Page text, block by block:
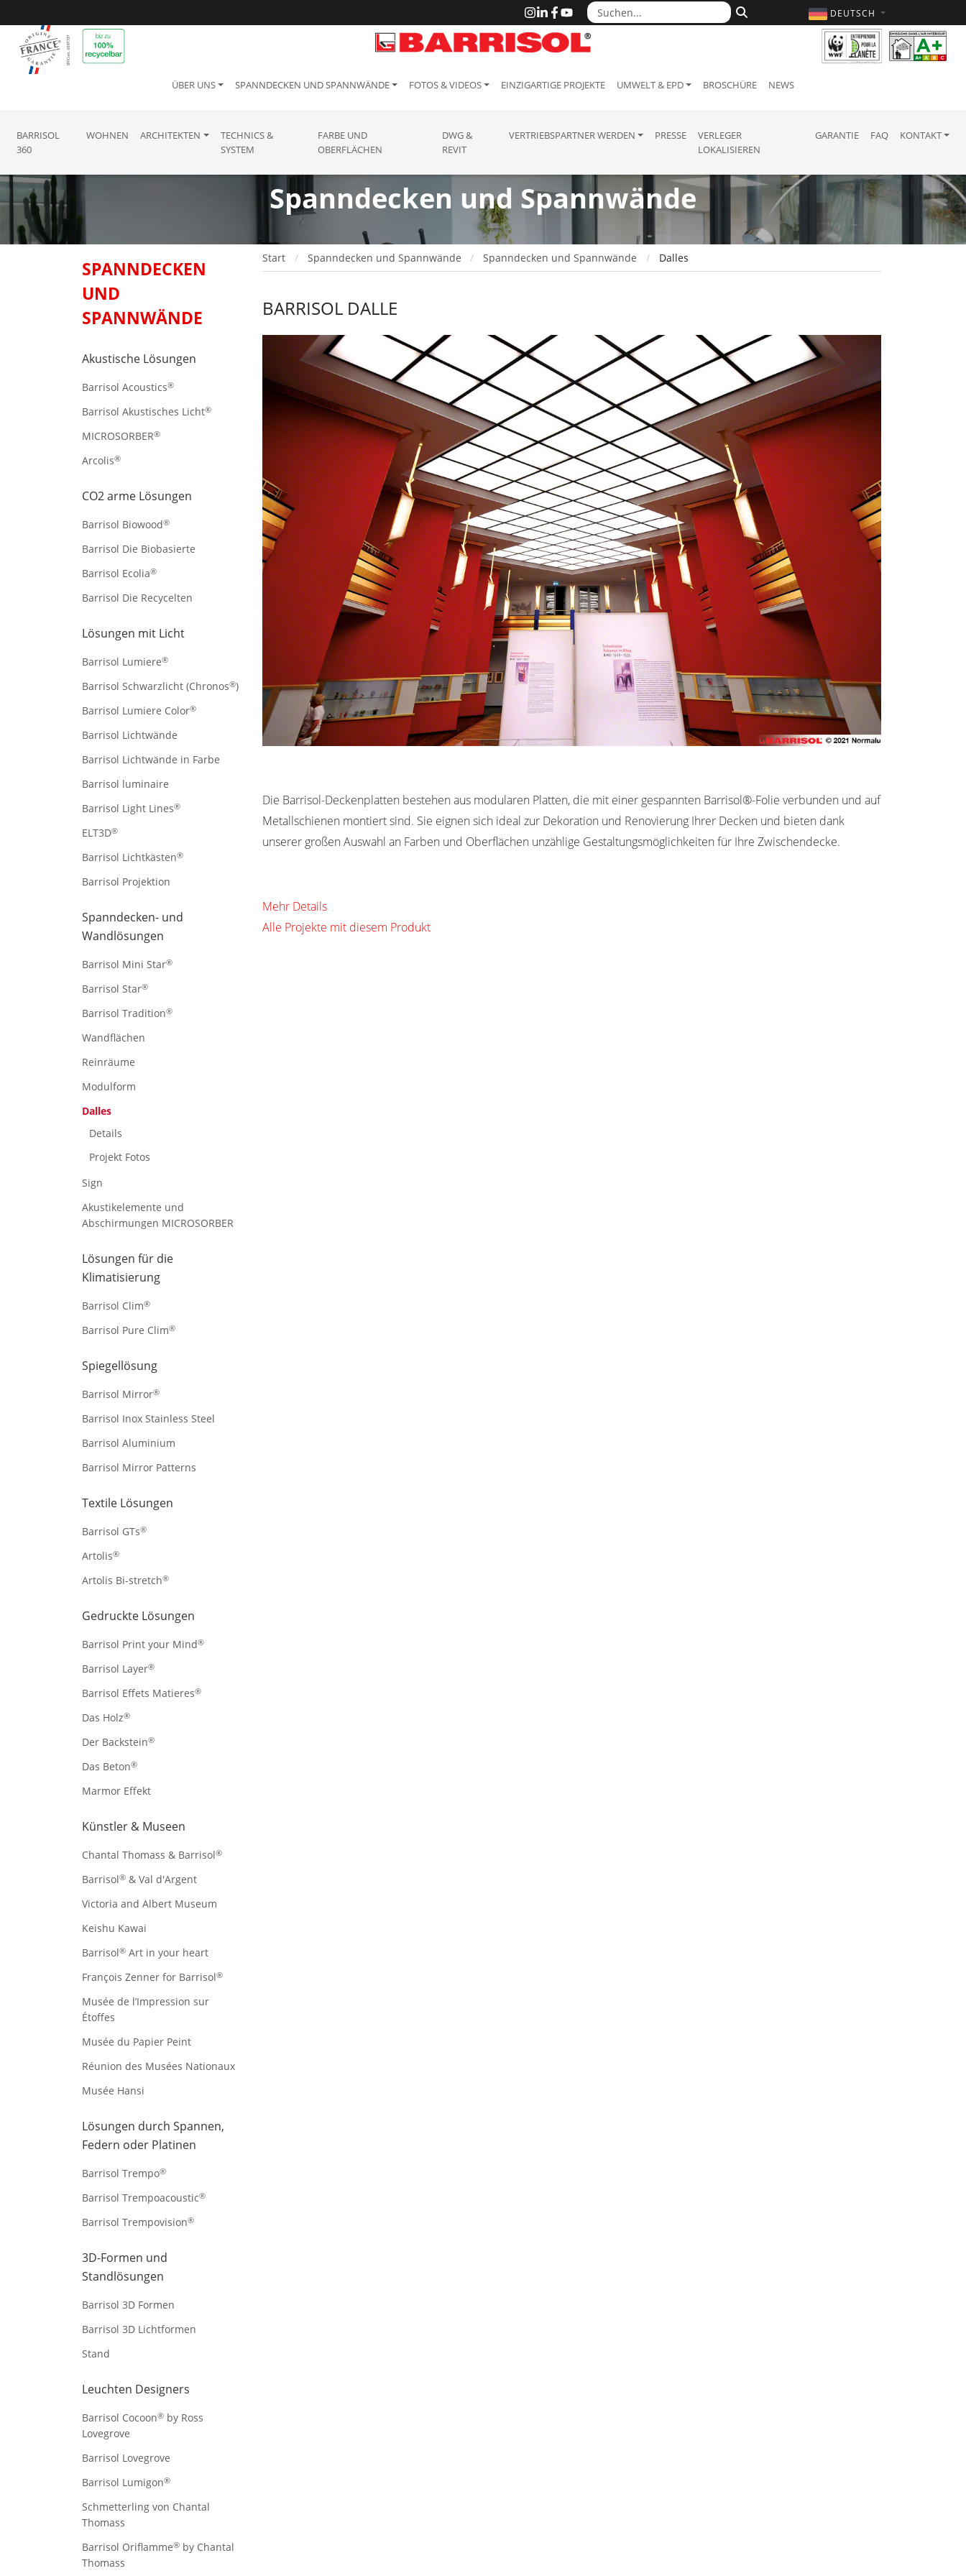
DEUTSCH
ÜBER UNS SPANNDECKEN UND SPANNWÄNDE FOTOS & VIDEOS EINZIGARTIGE PROJEKTE UMWELT & EPD BROSCHÜRE NEWS
BARRISOL
360
WOHNEN ARCHITEKTEN
TECHNICS &
SYSTEM
FARBE UND
OBERFLÄCHEN
DWG &
REVIT
VERTRIEBSPARTNER WERDEN PRESSE
VERLEGER
LOKALISIEREN
GARANTIE FAQ KONTAKT
Spanndecken und Spannwände
SPANNDECKEN
UND
SPANNWÄNDE
Akustische Lösungen
Barrisol Acoustics®
Barrisol Akustisches Licht®
MICROSORBER®
Arcolis®
CO2 arme Lösungen
Barrisol Biowood®
Barrisol Die Biobasierte
Barrisol Ecolia®
Barrisol Die Recycelten
Lösungen mit Licht
Barrisol Lumiere®
Barrisol Schwarzlicht (Chronos®)
Barrisol Lumiere Color®
Barrisol Lichtwände
Barrisol Lichtwände in Farbe
Barrisol luminaire
Barrisol Light Lines®
ELT3D®
Barrisol Lichtkästen®
Barrisol Projektion
Spanndecken- und
Wandlösungen
Barrisol Mini Star®
Barrisol Star®
Barrisol Tradition®
Wandflächen
Reinräume
Modulform
Dalles
Details
Projekt Fotos
Sign
Akustikelemente und
Abschirmungen MICROSORBER
Lösungen für die
Klimatisierung
Barrisol Clim®
Barrisol Pure Clim®
Spiegellösung
Barrisol Mirror®
Barrisol Inox Stainless Steel
Barrisol Aluminium
Barrisol Mirror Patterns
Textile Lösungen
Barrisol GTs®
Artolis®
Artolis Bi-stretch®
Gedruckte Lösungen
Barrisol Print your Mind®
Barrisol Layer®
Barrisol Effets Matieres®
Das Holz®
Der Backstein®
Das Beton®
Marmor Effekt
Künstler & Museen
Chantal Thomass & Barrisol®
Barrisol® & Val d'Argent
Victoria and Albert Museum
Keishu Kawai
Barrisol® Art in your heart
François Zenner for Barrisol®
Musée de l’Impression sur
Étoffes
Musée du Papier Peint
Réunion des Musées Nationaux
Musée Hansi
Lösungen durch Spannen,
Federn oder Platinen
Barrisol Trempo®
Barrisol Trempoacoustic®
Barrisol Trempovision®
3D-Formen und
Standlösungen
Barrisol 3D Formen
Barrisol 3D Lichtformen
Stand
Leuchten Designers
Barrisol Cocoon® by Ross
Lovegrove
Barrisol Lovegrove
Barrisol Lumigon®
Schmetterling von Chantal
Thomass
Barrisol Oriflamme® by Chantal
Thomass
Start Spanndecken und Spannwände Spanndecken und Spannwände Dalles
BARRISOL DALLE
Die Barrisol-Deckenplatten bestehen aus modularen Platten, die mit einer gespannten Barrisol®-Folie verbunden und auf
Metallschienen montiert sind. Sie eignen sich ideal zur Dekoration und Renovierung Ihrer Decken und bieten dank
unserer großen Auswahl an Farben und Oberflächen unzählige Gestaltungsmöglichkeiten für Ihre Zwischendecke.
Mehr Details
Alle Projekte mit diesem Produkt